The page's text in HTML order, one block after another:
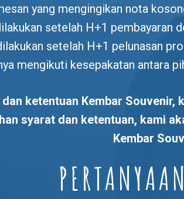
yang mengingikan nota
setelah H+1 pembayaran
setelah H+1 pelunasan
mengikuti kesepakatan antara
ketentuan Kembar
syarat dan ketentuan, kami
Kembar